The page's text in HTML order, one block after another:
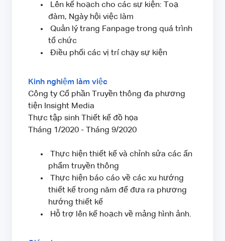
Lên kế hoạch cho các sự kiện: Toạ
đàm, Ngày hội việc làm
Quản lý trang Fanpage trong quá trình
tổ chức
Điều phối các vị trí chạy sự kiện
Kinh nghiệm làm việc
Công ty Cổ phần Truyền thông đa phương
tiện Insight Media
Thực tập sinh Thiết kế đồ họa
Tháng 1/2020 - Tháng 9/2020
Thực hiện thiết kế và chỉnh sửa các ấn
phẩm truyền thông
Thực hiện báo cáo về các xu hướng
thiết kế trong năm để đưa ra phương
hướng thiết kế
Hỗ trợ lên kế hoạch về mảng hình ảnh.